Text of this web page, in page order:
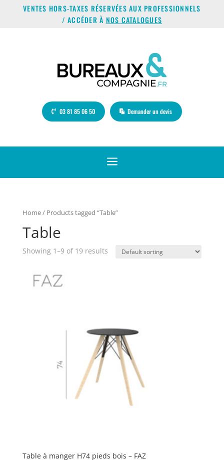
VENTES HORS-TAXES RÉSERVÉES AUX PROFESSIONNELS
/ ACCÉDER À NOS CATALOGUES
03 81 85 06 50 Demander un devis
a
Home/ Products tagged “Table”
Table
Showing 1–9 of 19 results
Table à manger H74 pieds bois – FAZ